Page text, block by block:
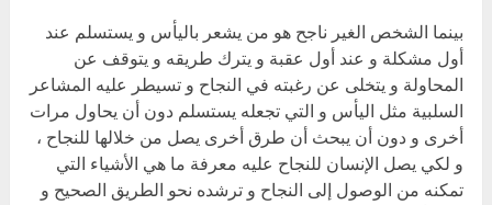
بينما الشخص الغير ناجح هو من يشعر باليأس و يستسلم عند
أول مشكلة و عند أول عقبة و يترك طريقه و يتوقف عن
المحاولة و يتخلى عن رغبته في النجاح و تسيطر عليه المشاعر
السلبية مثل اليأس و التي تجعله يستسلم دون أن يحاول مرات
أخرى و دون أن يبحث أن طرق أخرى يصل من خلالها للنجاح ،
و لكي يصل الإنسان للنجاح عليه معرفة ما هي الأشياء التي
تمكنه من الوصول إلى النجاح و ترشده نحو الطريق الصحيح و